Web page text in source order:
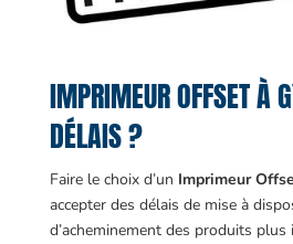
IMPRIMEUR OFFSET À
DÉLAIS ?
Faire le choix d’un Imprimeur
accepter des délais de mise à
d’acheminement des produits